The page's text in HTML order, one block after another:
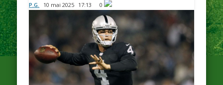
P.G. 10 mai 2025 17:13 0